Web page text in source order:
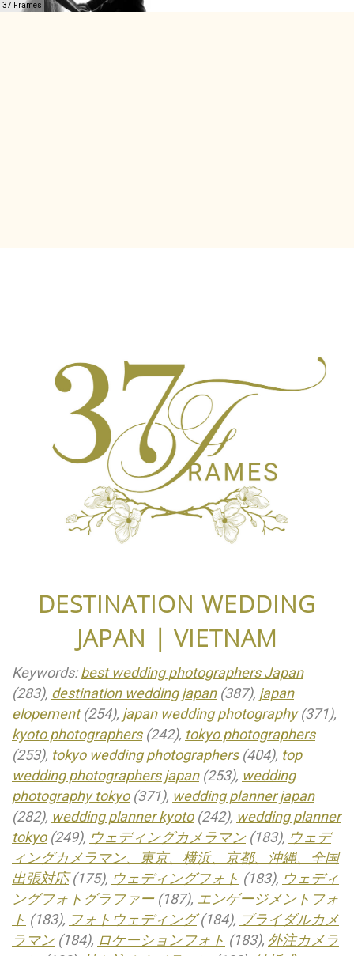
37 Frames
DESTINATION WEDDING
JAPAN | VIETNAM
Keywords:best wedding photographers Japan
(283), destination wedding japan(387), japan
elopement(254), japan wedding photography(371),
kyoto photographers(242), tokyo photographers
(253), tokyo wedding photographers(404), top
wedding photographers japan(253), wedding
photography tokyo(371), wedding planner japan
(282), wedding planner kyoto(242), wedding planner
tokyo(249), ウェディングカメラマン(183), ウェデ
ィングカメラマン、東京、横浜、京都、沖縄、全国
出張対応(175), ウェディングフォト (183), ウェディ
ングフォトグラファー(187), エンゲージメントフォ
ト (183), フォトウェディング(184), ブライダルカメ
ラマン(184), ロケーションフォト (183), 外注カメラ